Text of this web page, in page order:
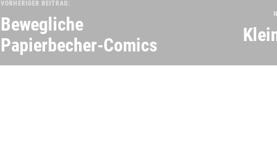
VORHERIGER BEITRAG:
Bewegliche
Papierbecher-Comics